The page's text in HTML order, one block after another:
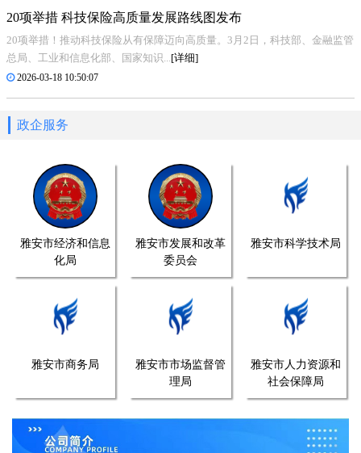
20项举措 科技保险高质量发展路线图发布
20项举措！推动科技保险从有保障迈向高质量。3月2日，科技部、金融监管
总局、工业和信息化部、国家知识... [详细]
2026-03-18 10:50:07
政企服务
雅安市经济和信息
化局
雅安市发展和改革
委员会
雅安市科学技术局
雅安市商务局
雅安市市场监督管
理局
雅安市人力资源和
社会保障局